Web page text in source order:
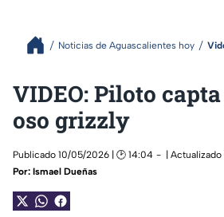
Noticias de Aguascalientes hoy
VIDEO: Piloto
oso grizzly
Publicado 10/05/2026 | 🕑 14:04
|
Por: Ismael Dueñas